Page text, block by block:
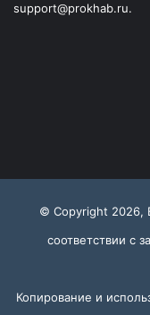
support@prokhab.ru.
© Copyright 2026,
соответствии с
Копирование и